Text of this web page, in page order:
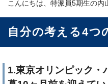
こんにちは、特派員5期生の内
自分の考える4つ
1.東京オリンピック・